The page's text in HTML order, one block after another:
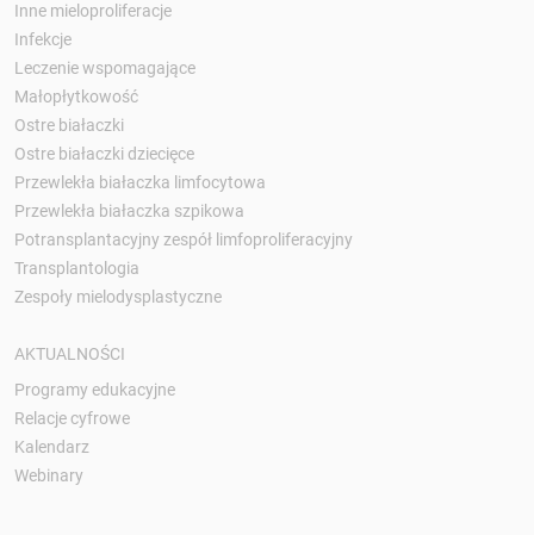
Inne mieloproliferacje
Infekcje
Leczenie wspomagające
Małopłytkowość
Ostre białaczki
Ostre białaczki dziecięce
Przewlekła białaczka limfocytowa
Przewlekła białaczka szpikowa
Potransplantacyjny zespół limfoproliferacyjny
Transplantologia
Zespoły mielodysplastyczne
AKTUALNOŚCI
Programy edukacyjne
Relacje cyfrowe
Kalendarz
Webinary